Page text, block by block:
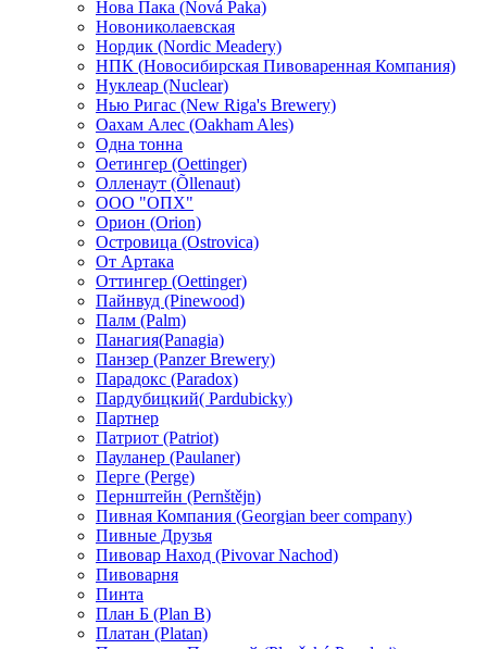
Нова Пака (Nová Paka)
Новониколаевская
Нордик (Nordic Meadery)
НПК (Новосибирская Пивоваренная Компания)
Нуклеар (Nuclear)
Нью Ригас (New Riga's Brewery)
Оахам Алес (Oakham Ales)
Одна тонна
Оетингер (Oettinger)
Олленаут (Õllenaut)
ООО "ОПХ"
Орион (Orion)
Островица (Ostrovica)
От Артака
Оттингер (Oettinger)
Пайнвуд (Pinewood)
Палм (Palm)
Панагия(Panagia)
Панзер (Panzer Brewery)
Парадокс (Paradox)
Пардубицкий( Pardubicky)
Партнер
Патриот (Patriot)
Пауланер (Paulaner)
Перге (Perge)
Пернштейн (Pernštějn)
Пивная Компания (Georgian beer company)
Пивные Друзья
Пивовар Наход (Pivovar Nachod)
Пивоварня
Пинта
План Б (Plan B)
Платан (Platan)